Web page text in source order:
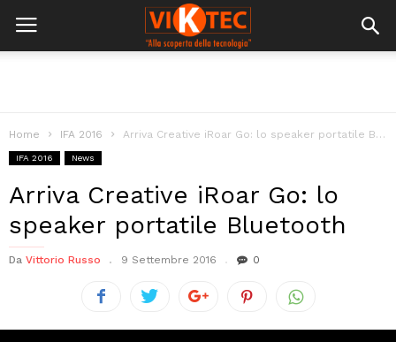
Home IFA 2016 Arriva Creative iRoar Go: lo speaker portatile Bluetooth
IFA 2016 News
Arriva Creative iRoar Go: lo
speaker portatile Bluetooth
Da Vittorio Russo 9 Settembre 2016 0